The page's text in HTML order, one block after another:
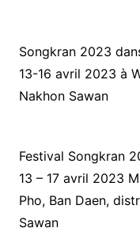
Songkran 2023
13-16 avril 2023 à
Nakhon Sawan
Festival Songkran
13 – 17 avril 2023
Pho, Ban Daen,
Sawan